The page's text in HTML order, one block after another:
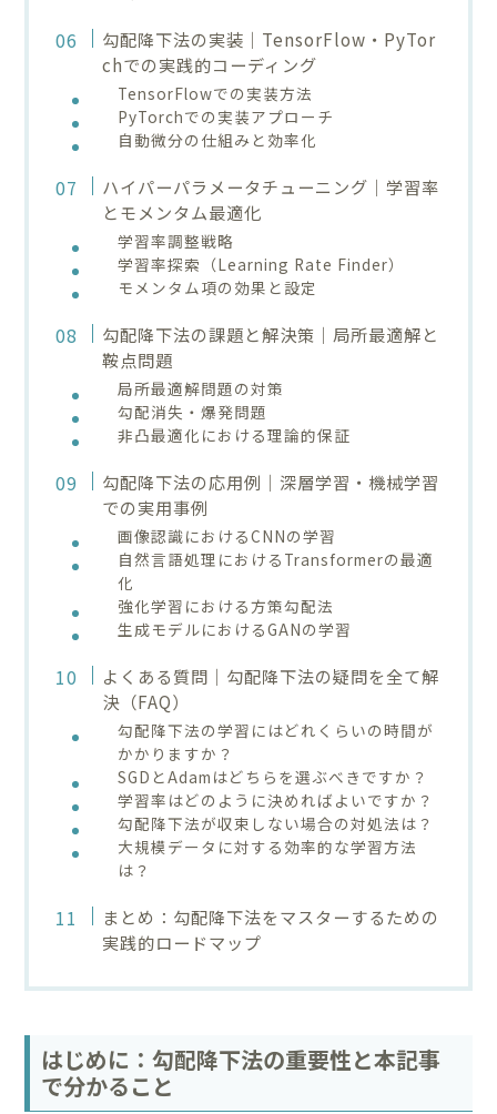
勾配降下法の実装｜TensorFlow・PyTor
chでの実践的コーディング
TensorFlowでの実装方法
PyTorchでの実装アプローチ
自動微分の仕組みと効率化
ハイパーパラメータチューニング｜学習率
とモメンタム最適化
学習率調整戦略
学習率探索（Learning Rate Finder）
モメンタム項の効果と設定
勾配降下法の課題と解決策｜局所最適解と
鞍点問題
局所最適解問題の対策
勾配消失・爆発問題
非凸最適化における理論的保証
勾配降下法の応用例｜深層学習・機械学習
での実用事例
画像認識におけるCNNの学習
自然言語処理におけるTransformerの最適
化
強化学習における方策勾配法
生成モデルにおけるGANの学習
よくある質問｜勾配降下法の疑問を全て解
決（FAQ）
勾配降下法の学習にはどれくらいの時間が
かかりますか？
SGDとAdamはどちらを選ぶべきですか？
学習率はどのように決めればよいですか？
勾配降下法が収束しない場合の対処法は？
大規模データに対する効率的な学習方法
は？
まとめ：勾配降下法をマスターするための
実践的ロードマップ
はじめに：勾配降下法の重要性と本記事
で分かること